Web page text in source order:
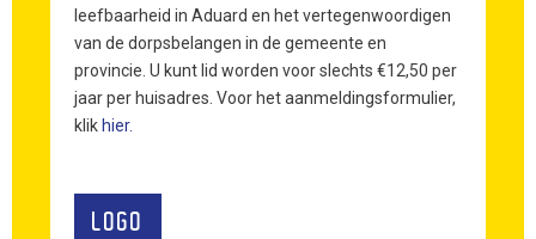
leefbaarheid in Aduard en het vertegenwoordigen
van de dorpsbelangen in de gemeente en
provincie. U kunt lid worden voor slechts €12,50 per
jaar per huisadres. Voor het aanmeldingsformulier,
klik hier.
LOGO